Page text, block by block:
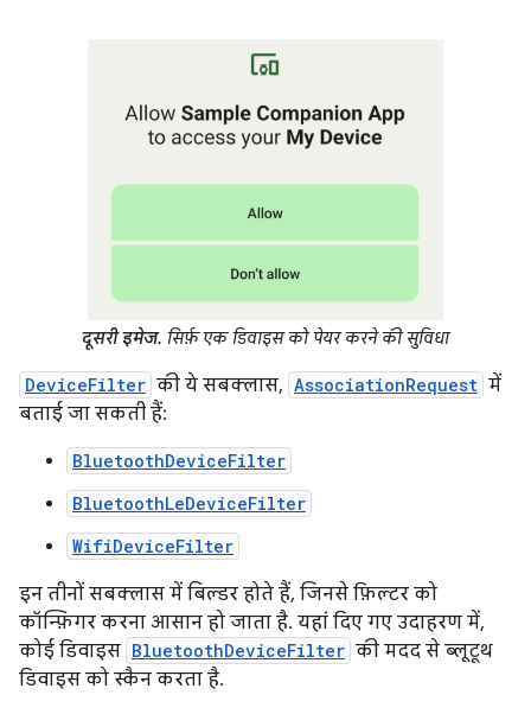
दूसरी इमेज. सिर्फ़ एक डिवाइस को पेयर करने की सुविधा
DeviceFilter की ये सबक्लास, AssociationRequest में
बताई जा सकती हैं:
BluetoothDeviceFilter
BluetoothLeDeviceFilter
WifiDeviceFilter
इन तीनों सबक्लास में बिल्डर होते हैं, जिनसे फ़िल्टर को
कॉन्फ़िगर करना आसान हो जाता है. यहां दिए गए उदाहरण में,
कोई डिवाइस BluetoothDeviceFilter की मदद से ब्लूटूथ
डिवाइस को स्कैन करता है.